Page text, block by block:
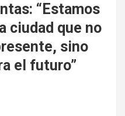
“Estamos
ciudad que no
sino
el futuro”